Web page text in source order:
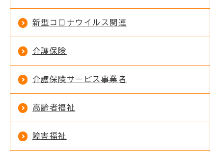
新型コロナウイルス関連
介護保険
介護保険サービス事業者
高齢者福祉
障害福祉